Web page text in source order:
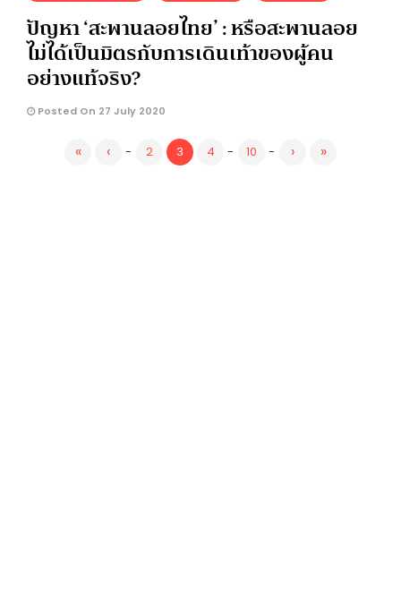
ปัญหา ‘สะพานลอยไทย’ : หรือสะพานลอย
ไม่ได้เป็นมิตรกับการเดินเท้าของผู้คน
อย่างแท้จริง?
Posted On 27 July 2020
« ‹ - 2 3 4 - 10 - › »